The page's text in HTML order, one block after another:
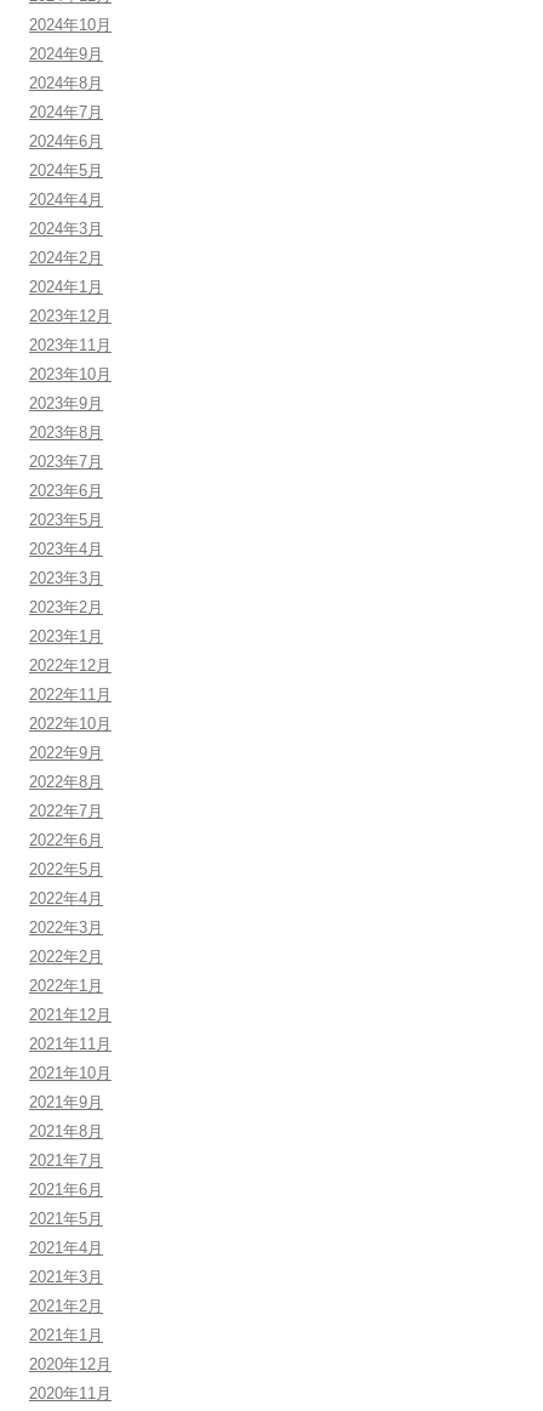
2024年10月
2024年9月
2024年8月
2024年7月
2024年6月
2024年5月
2024年4月
2024年3月
2024年2月
2024年1月
2023年12月
2023年11月
2023年10月
2023年9月
2023年8月
2023年7月
2023年6月
2023年5月
2023年4月
2023年3月
2023年2月
2023年1月
2022年12月
2022年11月
2022年10月
2022年9月
2022年8月
2022年7月
2022年6月
2022年5月
2022年4月
2022年3月
2022年2月
2022年1月
2021年12月
2021年11月
2021年10月
2021年9月
2021年8月
2021年7月
2021年6月
2021年5月
2021年4月
2021年3月
2021年2月
2021年1月
2020年12月
2020年11月